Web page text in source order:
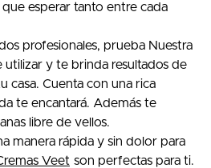
esperar tanto entre cada
profesionales, prueba Nuestra
utilizar y te brinda resultados de
casa. Cuenta con una rica
te encantará. Además te
libre de vellos.
manera rápida y sin dolor para
Veet son perfectas para ti.